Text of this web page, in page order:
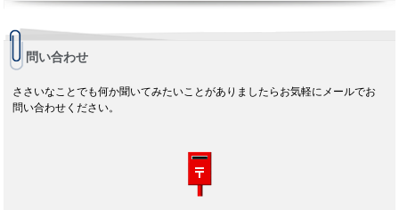
問い合わせ
ささいなことでも何か聞いてみたいことがありましたらお気軽にメールでお
問い合わせください。